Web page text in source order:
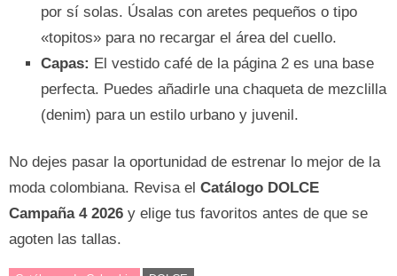
por sí solas. Úsalas con aretes pequeños o tipo
«topitos» para no recargar el área del cuello.
Capas: El vestido café de la página 2 es una base
perfecta. Puedes añadirle una chaqueta de mezclilla
(denim) para un estilo urbano y juvenil.
No dejes pasar la oportunidad de estrenar lo mejor de la
moda colombiana. Revisa el Catálogo DOLCE
Campaña 4 2026 y elige tus favoritos antes de que se
agoten las tallas.